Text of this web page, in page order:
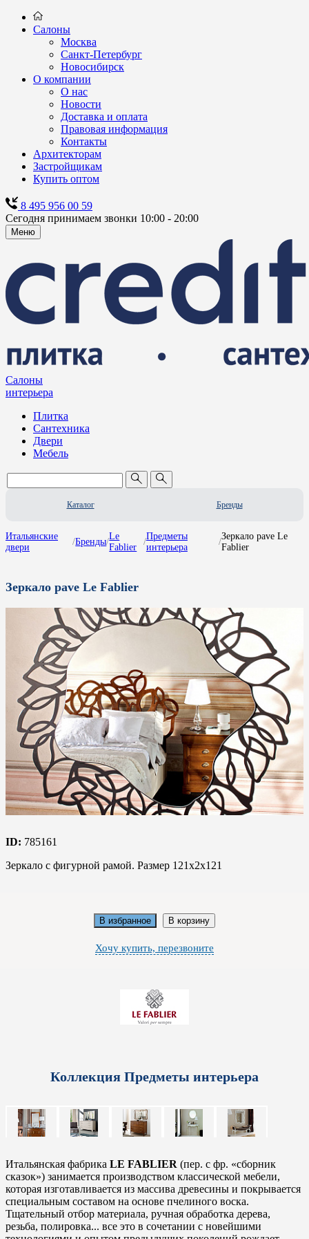
Салоны
Москва
Санкт-Петербург
Новосибирск
О компании
О нас
Новости
Доставка и оплата
Правовая информация
Контакты
Архитекторам
Застройщикам
Купить оптом
8 495 956 00 59
Сегодня принимаем звонки 10:00 - 20:00
Меню
Салоны
интерьера
Плитка
Сантехника
Двери
Мебель
Каталог Бренды
Итальянские
двери
/Бренды/
Le
Fablier
/
Предметы
интерьера
/
Зеркало pave Le
Fablier
Зеркало pave Le Fablier
ID: 785161
Зеркало с фигурной рамой. Размер 121х2х121
В избранное В корзину
Хочу купить, перезвоните
Коллекция Предметы интерьера
Итальянская фабрика LE FABLIER (пер. с фр. «сборник
сказок») занимается производством классической мебели,
которая изготавливается из массива древесины и покрывается
специальным составом на основе пчелиного воска.
Тщательный отбор материала, ручная обработка дерева,
резьба, полировка... все это в сочетании с новейшими